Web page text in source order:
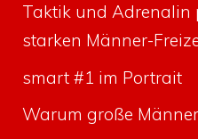
Taktik und Adrenalin
starken Männer-
smart #1 im Portrait
Warum große